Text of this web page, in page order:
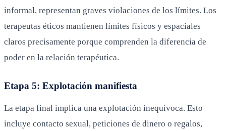
informal, representan graves violaciones de los límites. Los
terapeutas éticos mantienen límites físicos y espaciales
claros precisamente porque comprenden la diferencia de
poder en la relación terapéutica.
Etapa 5: Explotación manifiesta
La etapa final implica una explotación inequívoca. Esto
incluye contacto sexual, peticiones de dinero o regalos,